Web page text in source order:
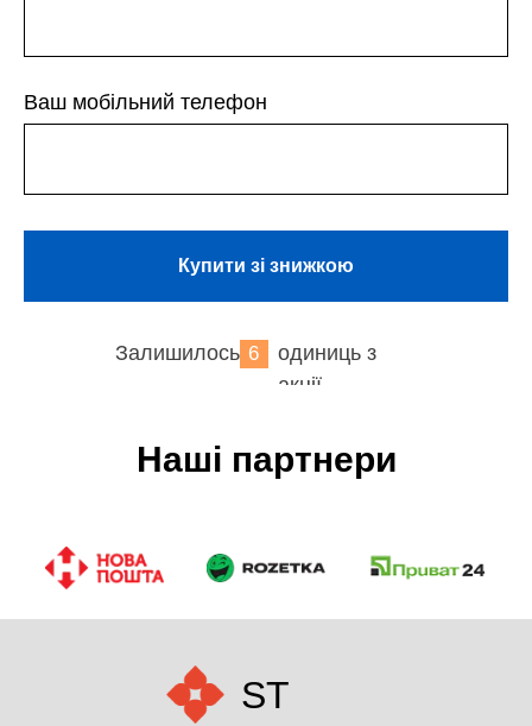
Ваш мобільний телефон
Купити зі знижкою
Залишилось
одиниць з
акції
6
Наші партнери
ST